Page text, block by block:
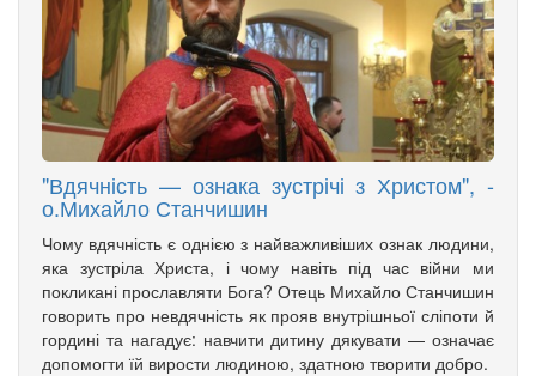
"Вдячність — ознака зустрічі з Христом", -
о.Михайло Станчишин
Чому вдячність є однією з найважливіших ознак людини,
яка зустріла Христа, і чому навіть під час війни ми
покликані прославляти Бога? Отець Михайло Станчишин
говорить про невдячність як прояв внутрішньої сліпоти й
гордині та нагадує: навчити дитину дякувати — означає
допомогти їй вирости людиною, здатною творити добро.